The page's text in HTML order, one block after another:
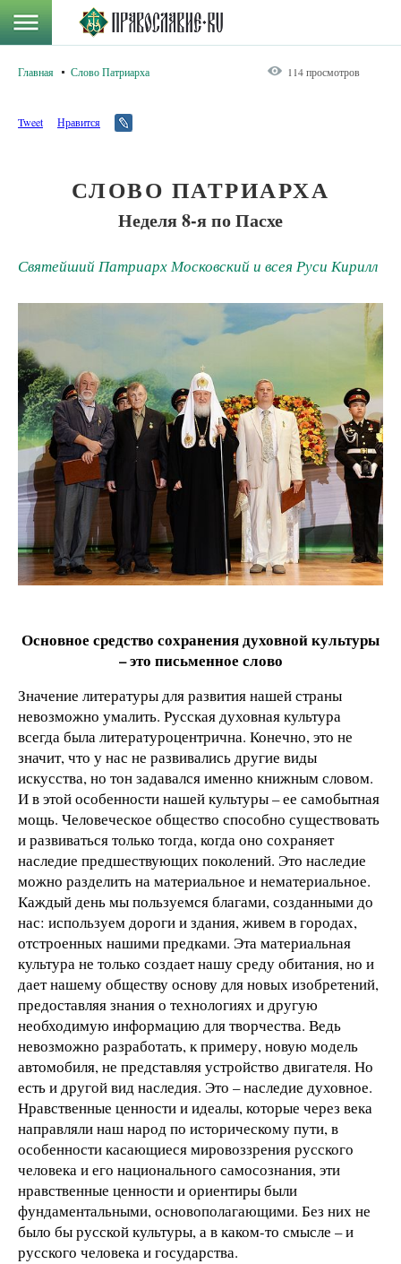
Главная Слово Патриарха 114 просмотров
Tweet Нравится
СЛОВО ПАТРИАРХА
Неделя 8-я по Пасхе
Святейший Патриарх Московский и всея Руси Кирилл
Основное средство сохранения духовной культуры
– это письменное слово
Значение литературы для развития нашей страны
невозможно умалить. Русская духовная культура
всегда была литературоцентрична. Конечно, это не
значит, что у нас не развивались другие виды
искусства, но тон задавался именно книжным словом.
И в этой особенности нашей культуры – ее самобытная
мощь. Человеческое общество способно существовать
и развиваться только тогда, когда оно сохраняет
наследие предшествующих поколений. Это наследие
можно разделить на материальное и нематериальное.
Каждый день мы пользуемся благами, созданными до
нас: используем дороги и здания, живем в городах,
отстроенных нашими предками. Эта материальная
культура не только создает нашу среду обитания, но и
дает нашему обществу основу для новых изобретений,
предоставляя знания о технологиях и другую
необходимую информацию для творчества. Ведь
невозможно разработать, к примеру, новую модель
автомобиля, не представляя устройство двигателя. Но
есть и другой вид наследия. Это – наследие духовное.
Нравственные ценности и идеалы, которые через века
направляли наш народ по историческому пути, в
особенности касающиеся мировоззрения русского
человека и его национального самосознания, эти
нравственные ценности и ориентиры были
фундаментальными, основополагающими. Без них не
было бы русской культуры, а в каком-то смысле – и
русского человека и государства.